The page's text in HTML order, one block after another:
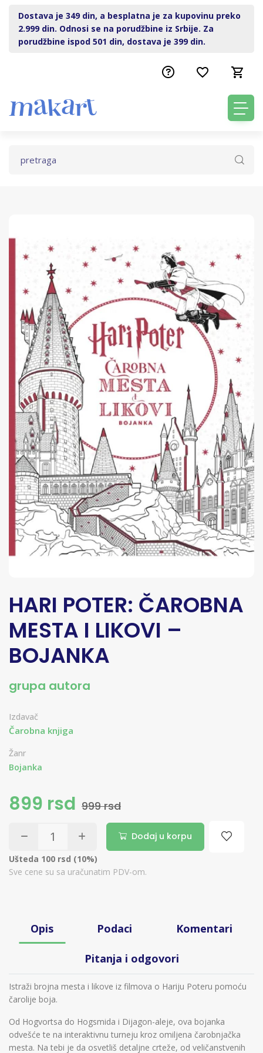
Dostava je 349 din, a besplatna je za kupovinu preko
2.999 din. Odnosi se na porudžbine iz Srbije. Za
porudžbine ispod 501 din, dostava je 399 din.
HARI POTER: ČAROBNA
MESTA I LIKOVI –
BOJANKA
grupa autora
Izdavač
Čarobna knjiga
Žanr
Bojanka
899 rsd 999 rsd
Dodaj u korpu
Ušteda 100 rsd (10%)
Sve cene su sa uračunatim PDV-om.
Opis Podaci Komentari
Pitanja i odgovori
Istraži brojna mesta i likove iz filmova o Hariju Poteru pomoću
čarolije boja.
Od Hogvortsa do Hogsmida i Dijagon-aleje, ova bojanka
odvešće te na interaktivnu turneju kroz omiljena čarobnjačka
mesta. Na tebi je da osvetliš detaljne crteže, od veličanstvenih